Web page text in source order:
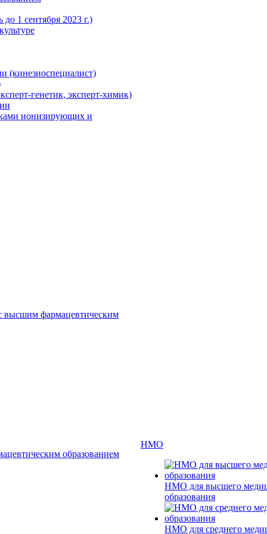
1 сентября 2023 г.)
(кинезиоспециалист)
генетик, эксперт-химик)
ионизирующих и
высшим фармацевтическим
образованием
НМО
НМО для высшего
образования
НМО для среднего